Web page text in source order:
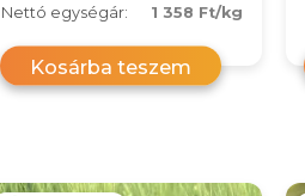
Nettó egységár:
1 358 Ft/kg
Kosárba teszem